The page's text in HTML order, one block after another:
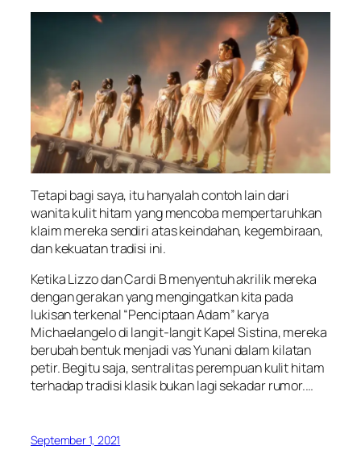
Tetapi bagi saya, itu hanyalah contoh lain dari
wanita kulit hitam yang mencoba mempertaruhkan
klaim mereka sendiri atas keindahan, kegembiraan,
dan kekuatan tradisi ini.
Ketika Lizzo dan Cardi B menyentuh akrilik mereka
dengan gerakan yang mengingatkan kita pada
lukisan terkenal “Penciptaan Adam” karya
Michaelangelo di langit-langit Kapel Sistina, mereka
berubah bentuk menjadi vas Yunani dalam kilatan
petir. Begitu saja, sentralitas perempuan kulit hitam
terhadap tradisi klasik bukan lagi sekadar rumor.…
September 1, 2021